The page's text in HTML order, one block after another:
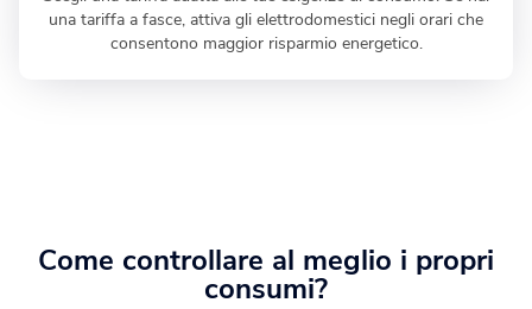
una tariffa a fasce, attiva gli elettrodomestici negli orari che
consentono maggior risparmio energetico.
Come controllare al meglio i propri
consumi?